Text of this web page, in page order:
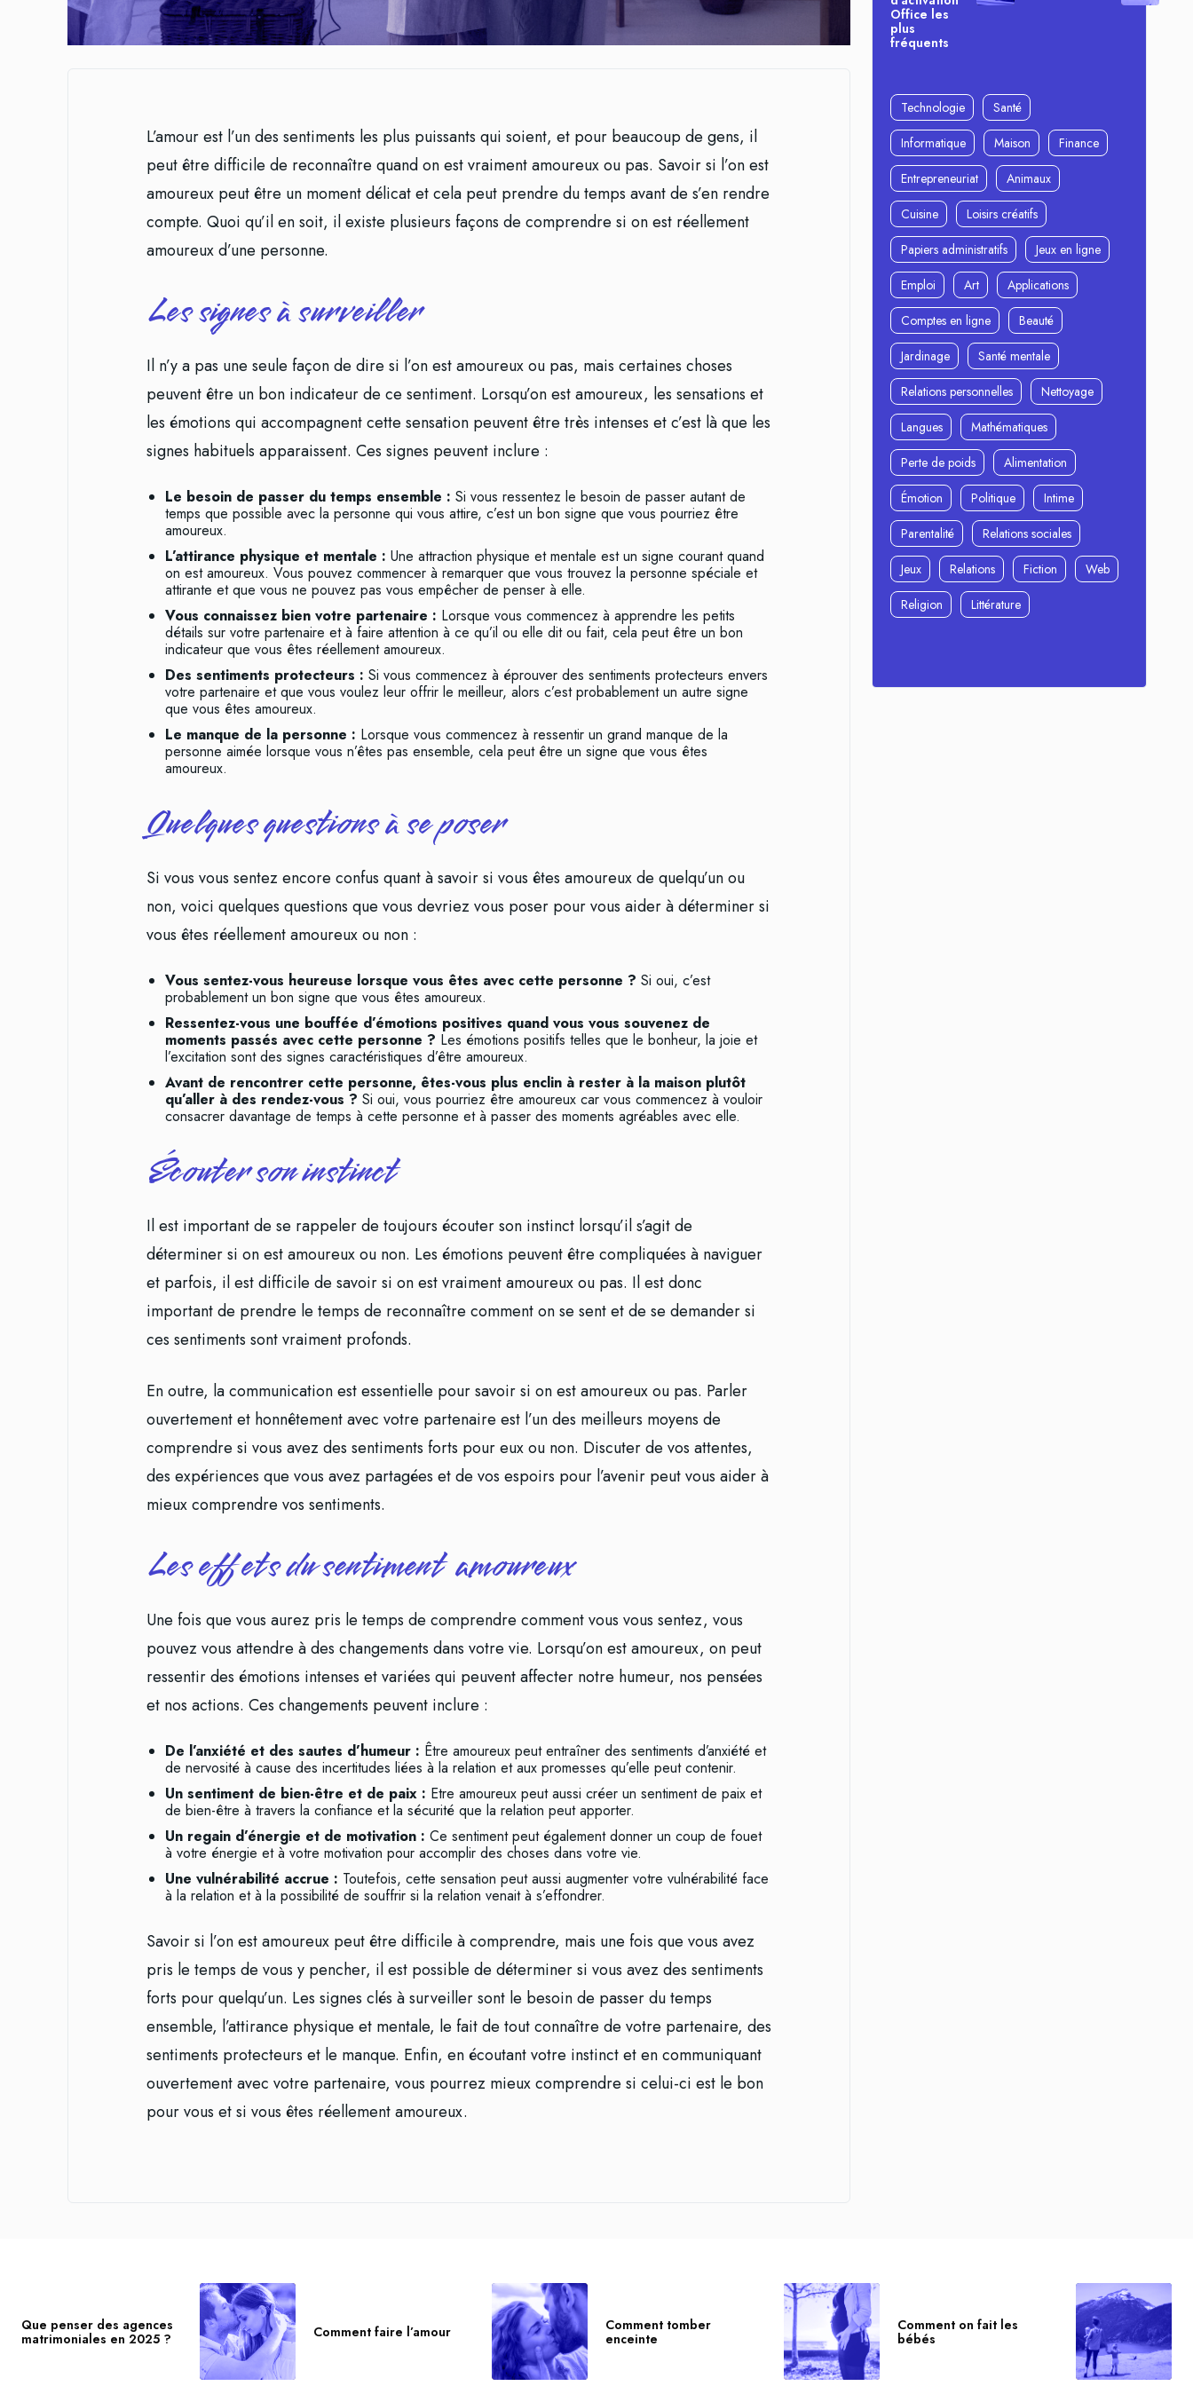
L’amour est l’un des sentiments les plus puissants qui soient, et pour beaucoup de gens, il
peut être difficile de reconnaître quand on est vraiment amoureux ou pas. Savoir si l’on est
amoureux peut être un moment délicat et cela peut prendre du temps avant de s’en rendre
compte. Quoi qu’il en soit, il existe plusieurs façons de comprendre si on est réellement
amoureux d’une personne.
Les signes à surveiller
Il n’y a pas une seule façon de dire si l’on est amoureux ou pas, mais certaines choses
peuvent être un bon indicateur de ce sentiment. Lorsqu’on est amoureux, les sensations et
les émotions qui accompagnent cette sensation peuvent être très intenses et c’est là que les
signes habituels apparaissent. Ces signes peuvent inclure :
Le besoin de passer du temps ensemble : Si vous ressentez le besoin de passer autant de
temps que possible avec la personne qui vous attire, c’est un bon signe que vous pourriez être
amoureux.
L’attirance physique et mentale : Une attraction physique et mentale est un signe courant quand
on est amoureux. Vous pouvez commencer à remarquer que vous trouvez la personne spéciale et
attirante et que vous ne pouvez pas vous empêcher de penser à elle.
Vous connaissez bien votre partenaire : Lorsque vous commencez à apprendre les petits
détails sur votre partenaire et à faire attention à ce qu’il ou elle dit ou fait, cela peut être un bon
indicateur que vous êtes réellement amoureux.
Des sentiments protecteurs : Si vous commencez à éprouver des sentiments protecteurs envers
votre partenaire et que vous voulez leur offrir le meilleur, alors c’est probablement un autre signe
que vous êtes amoureux.
Le manque de la personne : Lorsque vous commencez à ressentir un grand manque de la
personne aimée lorsque vous n’êtes pas ensemble, cela peut être un signe que vous êtes
amoureux.
Quelques questions à se poser
Si vous vous sentez encore confus quant à savoir si vous êtes amoureux de quelqu’un ou
non, voici quelques questions que vous devriez vous poser pour vous aider à déterminer si
vous êtes réellement amoureux ou non :
Vous sentez-vous heureuse lorsque vous êtes avec cette personne ? Si oui, c’est
probablement un bon signe que vous êtes amoureux.
Ressentez-vous une bouffée d’émotions positives quand vous vous souvenez de
moments passés avec cette personne ? Les émotions positifs telles que le bonheur, la joie et
l’excitation sont des signes caractéristiques d’être amoureux.
Avant de rencontrer cette personne, êtes-vous plus enclin à rester à la maison plutôt
qu’aller à des rendez-vous ? Si oui, vous pourriez être amoureux car vous commencez à vouloir
consacrer davantage de temps à cette personne et à passer des moments agréables avec elle.
Écouter son instinct
Il est important de se rappeler de toujours écouter son instinct lorsqu’il s’agit de
déterminer si on est amoureux ou non. Les émotions peuvent être compliquées à naviguer
et parfois, il est difficile de savoir si on est vraiment amoureux ou pas. Il est donc
important de prendre le temps de reconnaître comment on se sent et de se demander si
ces sentiments sont vraiment profonds.
En outre, la communication est essentielle pour savoir si on est amoureux ou pas. Parler
ouvertement et honnêtement avec votre partenaire est l’un des meilleurs moyens de
comprendre si vous avez des sentiments forts pour eux ou non. Discuter de vos attentes,
des expériences que vous avez partagées et de vos espoirs pour l’avenir peut vous aider à
mieux comprendre vos sentiments.
Les effets du sentiment amoureux
Une fois que vous aurez pris le temps de comprendre comment vous vous sentez, vous
pouvez vous attendre à des changements dans votre vie. Lorsqu’on est amoureux, on peut
ressentir des émotions intenses et variées qui peuvent affecter notre humeur, nos pensées
et nos actions. Ces changements peuvent inclure :
De l’anxiété et des sautes d’humeur : Être amoureux peut entraîner des sentiments d’anxiété et
de nervosité à cause des incertitudes liées à la relation et aux promesses qu’elle peut contenir.
Un sentiment de bien-être et de paix : Etre amoureux peut aussi créer un sentiment de paix et
de bien-être à travers la confiance et la sécurité que la relation peut apporter.
Un regain d’énergie et de motivation : Ce sentiment peut également donner un coup de fouet
à votre énergie et à votre motivation pour accomplir des choses dans votre vie.
Une vulnérabilité accrue : Toutefois, cette sensation peut aussi augmenter votre vulnérabilité face
à la relation et à la possibilité de souffrir si la relation venait à s’effondrer.
Savoir si l’on est amoureux peut être difficile à comprendre, mais une fois que vous avez
pris le temps de vous y pencher, il est possible de déterminer si vous avez des sentiments
forts pour quelqu’un. Les signes clés à surveiller sont le besoin de passer du temps
ensemble, l’attirance physique et mentale, le fait de tout connaître de votre partenaire, des
sentiments protecteurs et le manque. Enfin, en écoutant votre instinct et en communiquant
ouvertement avec votre partenaire, vous pourrez mieux comprendre si celui-ci est le bon
pour vous et si vous êtes réellement amoureux.
Office les
plus
fréquents
Technologie
Santé
Informatique
Maison
Finance
Entrepreneuriat
Animaux
Cuisine
Loisirs créatifs
Papiers administratifs
Jeux en ligne
Emploi
Art
Applications
Comptes en ligne
Beauté
Jardinage
Santé mentale
Relations personnelles
Nettoyage
Langues
Mathématiques
Perte de poids
Alimentation
Émotion
Politique
Intime
Parentalité
Relations sociales
Jeux
Relations Fiction
Web
Religion
Littérature
Que penser des agences
matrimoniales en 2025 ?
Comment faire l’amour
Comment tomber
enceinte
Comment on fait les
bébés